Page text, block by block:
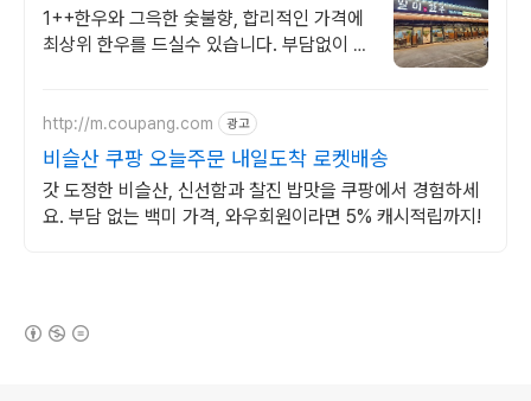
1++한우와 그윽한 숯불향, 합리적인 가격에
최상위 한우를 드실수 있습니다. 부담없이 맛
http://m.coupang.com 광고
비슬산 쿠팡 오늘주문 내일도착 로켓배송
갓 도정한 비슬산, 신선함과 찰진 밥맛을 쿠팡에서 경험하세
요. 부담 없는 백미 가격, 와우회원이라면 5% 캐시적립까지!